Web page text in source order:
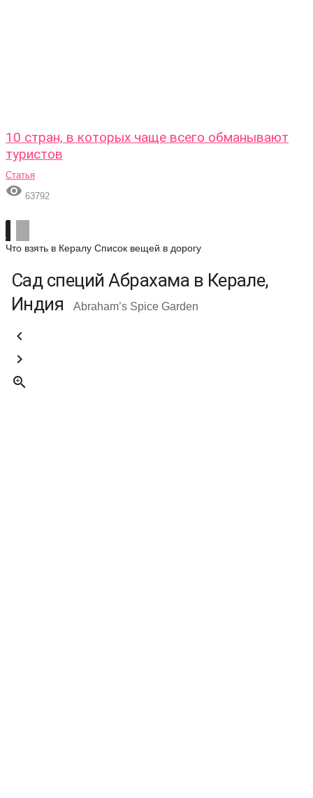
10 стран, в которых чаще всего обманывают
туристов
Статья
 63792
Что взять в Кералу Список вещей в дорогу
Сад специй Абрахама в Керале,
Индия
Abraham’s Spice Garden


